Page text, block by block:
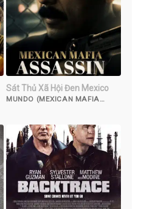
Sát Thủ Xã Hội Đen Mexico
MUNDO (MEXICAN MAFIA